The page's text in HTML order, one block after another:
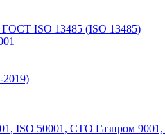
ГОСТ ISO 13485 (ISO 13485)
ISO 50001, СТО Газпром